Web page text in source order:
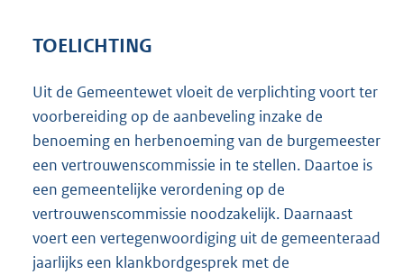
TOELICHTING
Uit de Gemeentewet vloeit de verplichting voort ter
voorbereiding op de aanbeveling inzake de
benoeming en herbenoeming van de burgemeester
een vertrouwenscommissie in te stellen. Daartoe is
een gemeentelijke verordening op de
vertrouwenscommissie noodzakelijk. Daarnaast
voert een vertegenwoordiging uit de gemeenteraad
jaarlijks een klankbordgesprek met de